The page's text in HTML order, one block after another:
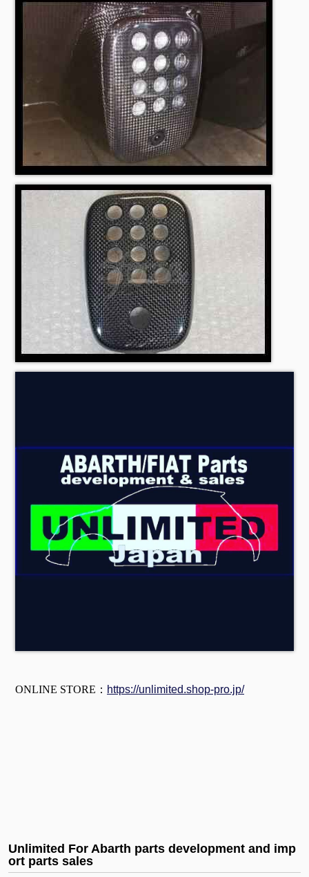
ONLINE STORE： https://unlimited.shop-pro.jp/
Unlimited For Abarth parts development and imp
ort parts sales